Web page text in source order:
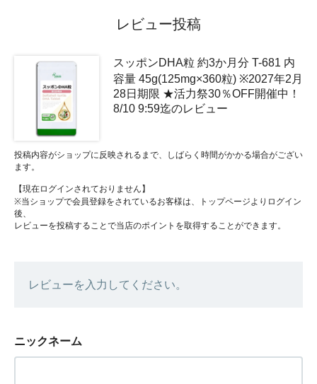
レビュー投稿
スッポンDHA粒 約3か月分 T-681 内
容量 45g(125mg×360粒) ※2027年2月
28日期限 ★活力祭30％OFF開催中！
8/10 9:59迄のレビュー
投稿内容がショップに反映されるまで、しばらく時間がかかる場合がござい
ます。
【現在ログインされておりません】
※当ショップで会員登録をされているお客様は、トップページよりログイン
後、
レビューを投稿することで当店のポイントを取得することができます。
レビューを入力してください。
ニックネーム